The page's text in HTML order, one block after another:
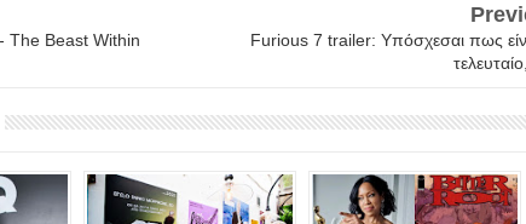
The Beast Within
Furious 7 trailer: Υπόσχεσαι πως